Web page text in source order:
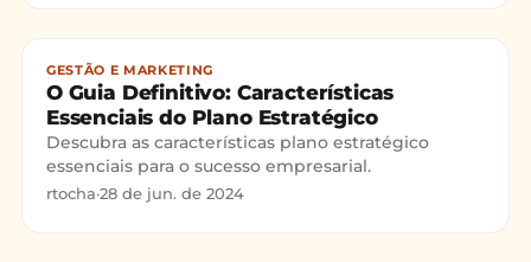
GESTÃO E MARKETING
O Guia Definitivo: Características
Essenciais do Plano Estratégico
Descubra as características plano estratégico
essenciais para o sucesso empresarial.
rtocha·28 de jun. de 2024